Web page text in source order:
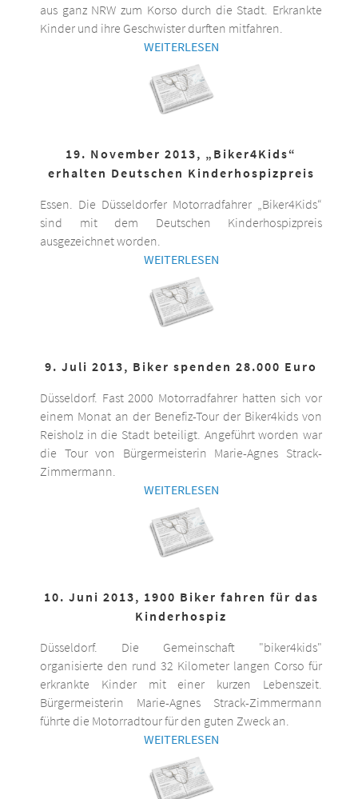
aus ganz NRW zum Korso durch die Stadt. Erkrankte
Kinder und ihre Geschwister durften mitfahren.
WEITERLESEN
19. November 2013, „Biker4Kids“
erhalten Deutschen Kinderhospizpreis
Essen. Die Düsseldorfer Motorradfahrer „Biker4Kids“
sind mit dem Deutschen Kinderhospizpreis
ausgezeichnet worden.
WEITERLESEN
9. Juli 2013, Biker spenden 28.000 Euro
Düsseldorf. Fast 2000 Motorradfahrer hatten sich vor
einem Monat an der Benefiz-Tour der Biker4kids von
Reisholz in die Stadt beteiligt. Angeführt worden war
die Tour von Bürgermeisterin Marie-Agnes Strack-
Zimmermann.
WEITERLESEN
10. Juni 2013, 1900 Biker fahren für das
Kinderhospiz
Düsseldorf. Die Gemeinschaft "biker4kids"
organisierte den rund 32 Kilometer langen Corso für
erkrankte Kinder mit einer kurzen Lebenszeit.
Bürgermeisterin Marie-Agnes Strack-Zimmermann
führte die Motorradtour für den guten Zweck an.
WEITERLESEN